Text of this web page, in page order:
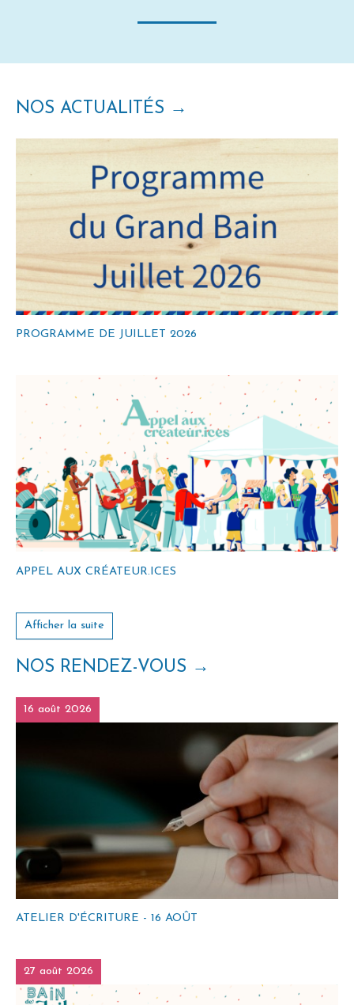
NOS ACTUALITÉS →
PROGRAMME DE JUILLET 2026
APPEL AUX CRÉATEUR.ICES
Afficher la suite
NOS RENDEZ-VOUS →
16 août 2026
ATELIER D'ÉCRITURE - 16 AOÛT
27 août 2026